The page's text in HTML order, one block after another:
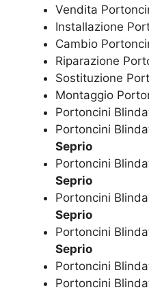
Vendita
Installazione
Cambio
Riparazione
Sostituzione
Montaggio
Portoncini
Portoncini
Seprio
Portoncini
Seprio
Portoncini
Seprio
Portoncini
Seprio
Portoncini
Portoncini